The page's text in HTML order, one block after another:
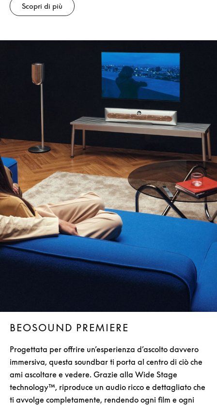
Scopri di più
BEOSOUND PREMIERE
Progettata per offrire un’esperienza d’ascolto davvero
immersiva, questa soundbar ti porta al centro di ciò che
ami ascoltare e vedere. Grazie alla Wide Stage
technology™, riproduce un audio ricco e dettagliato che
ti avvolge completamente, rendendo ogni film e ogni